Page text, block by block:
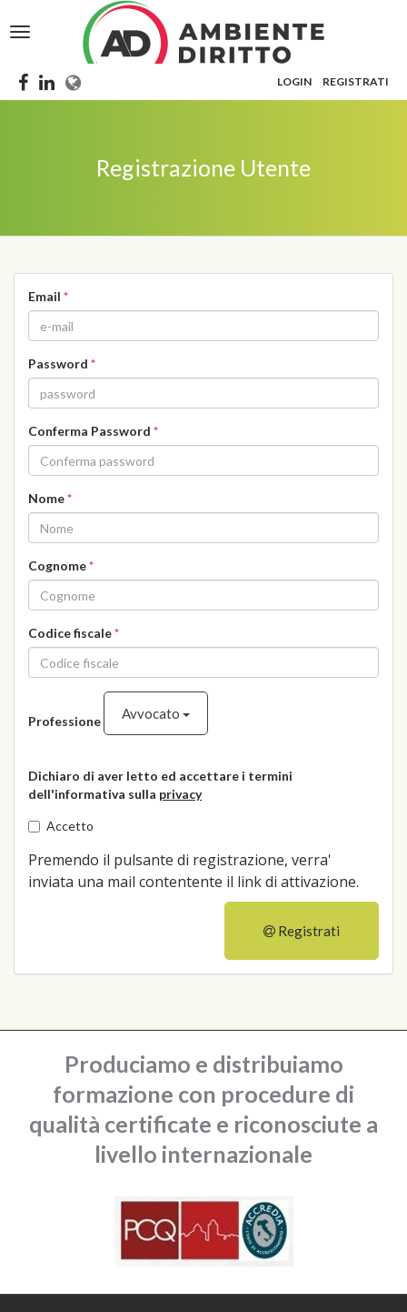
Toggle
LOGIN REGISTRATI
Registrazione Utente
Email *
Password *
Conferma Password *
Nome*
Cognome*
Codice fiscale*
Professione Avvocato
Dichiaro di aver letto ed accettare i termini
dell'informativa sulla privacy
Accetto
Premendo il pulsante di registrazione, verra'
inviata una mail contentente il link di attivazione.
Registrati
Produciamo e distribuiamo
formazione con procedure di
qualità certificate e riconosciute a
livello internazionale